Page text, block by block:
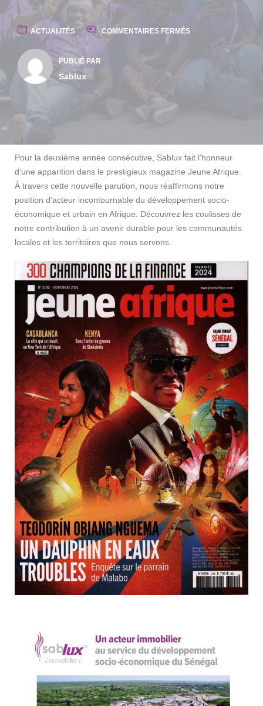
ACTUALITÉS COMMENTAIRES FERMÉS
PUBLIÉ PAR
Sablux
Pour la deuxième année consécutive, Sablux fait l’honneur
d’une apparition dans le prestigieux magazine Jeune Afrique.
À travers cette nouvelle parution, nous réaffirmons notre
position d’acteur incontournable du développement socio-
économique et urbain en Afrique. Découvrez les coulisses de
notre contribution à un avenir durable pour les communautés
locales et les territoires que nous servons.